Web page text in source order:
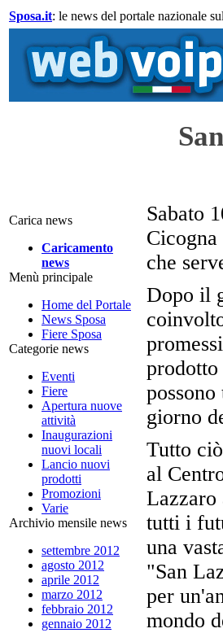
Sposa.it: le news del portale nazionale
Carica news
Caricamento
news
Menù principale
Home del Portale
News Sposa
Fiere Sposa
Categorie news
Eventi
Fiere
Apertura nuove
attività
Inaugurazioni
nuovi locali
Lancio nuovi
prodotti
Promozioni
Varie
Archivio mensile news
settembre 2012
agosto 2012
aprile 2012
marzo 2012
febbraio 2012
gennaio 2012
Sabato
che
Dopo il
giorno
Tutto
al
Lazzaro
tutti i
una
"San
per
mondo